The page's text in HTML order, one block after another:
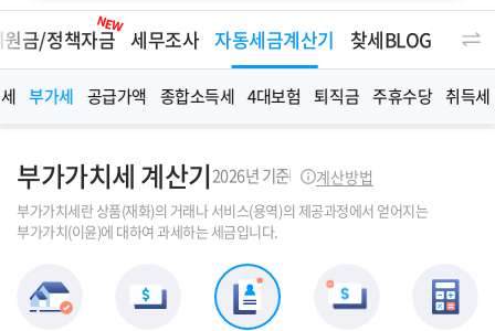
원금/정책자금
NEW
세무조사 자동세금계산기 찾세BLOG
부가세 공급가액 종합소득세 4대보험 퇴직금 주휴수당 취득세
부가가치세 계산기2026년 기준 계산방법
부가가치세란 상품(재화)의 거래나 서비스(용역)의 제공과정에서 얻어지는
부가가치(이윤)에 대하여 과세하는 세금입니다.